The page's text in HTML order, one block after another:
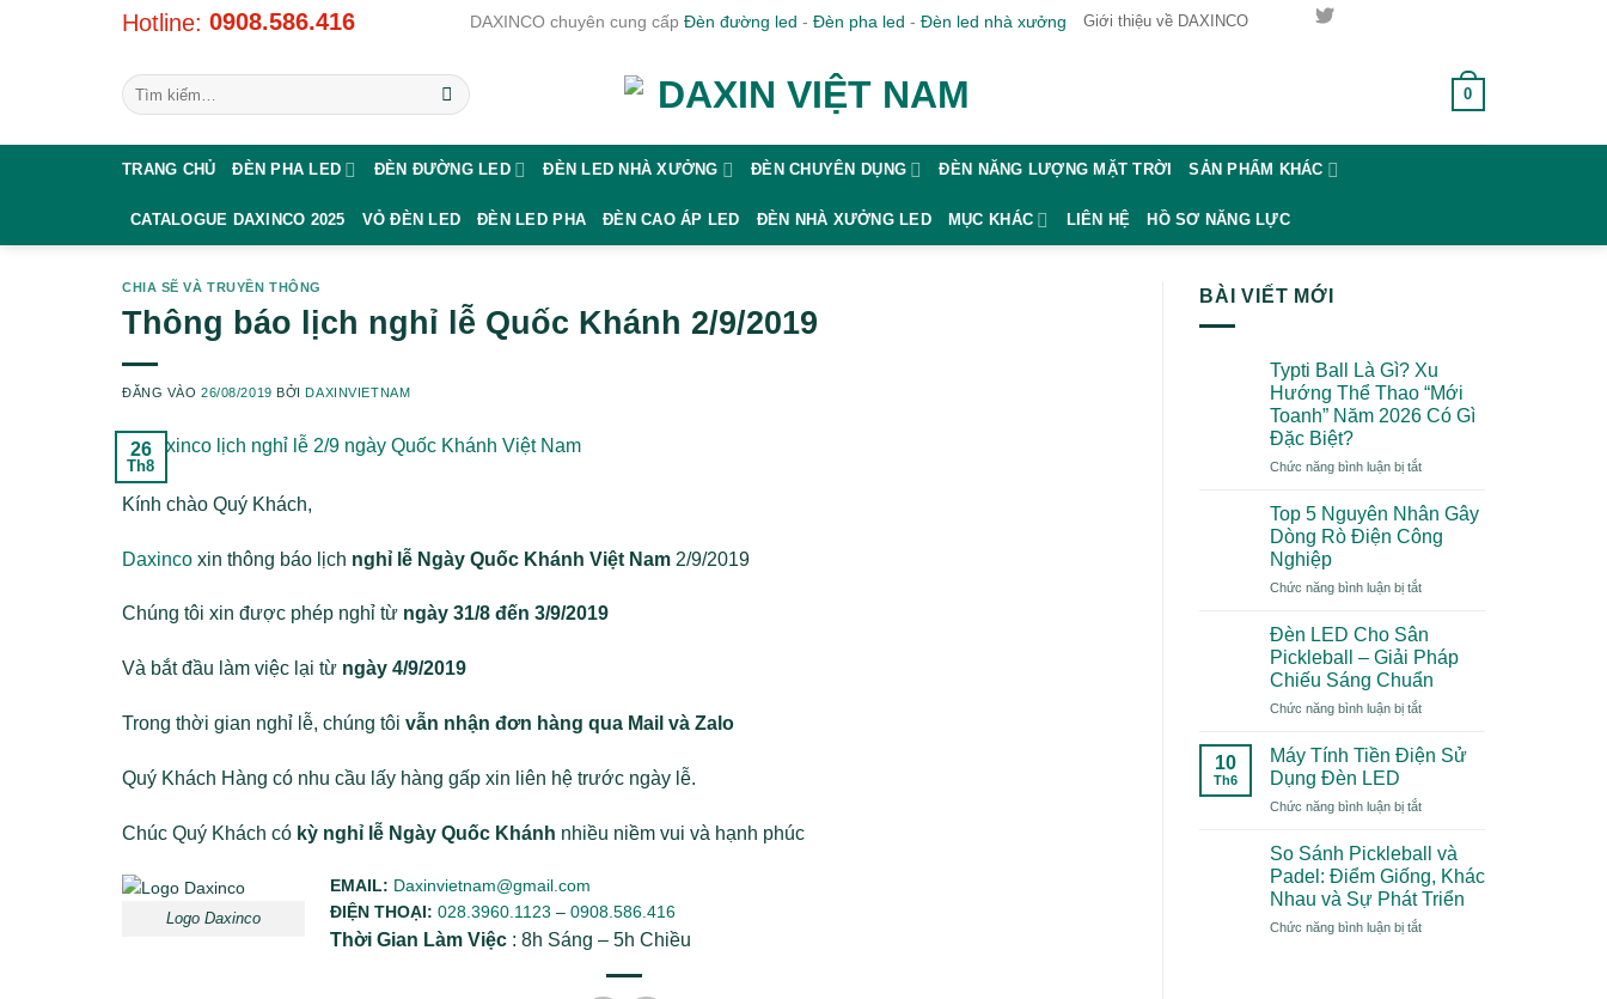
Hotline: 0908.586.416 DAXINCO chuyên cung cấp Đèn đường led - Đèn pha led - Đèn led nhà xưởng Giới thiệu về DAXINCO
Tìm
kiếm:
0
TRANG CHỦ ĐÈN PHA LED ĐÈN ĐƯỜNG LED ĐÈN LED NHÀ XƯỞNG ĐÈN CHUYÊN DỤNG ĐÈN NĂNG LƯỢNG MẶT TRỜI SẢN PHẨM KHÁC
CATALOGUE DAXINCO 2025 VỎ ĐÈN LED ĐÈN LED PHA ĐÈN CAO ÁP LED ĐÈN NHÀ XƯỞNG LED MỤC KHÁC LIÊN HỆ HỒ SƠ NĂNG LỰC
CHIA SẼ VÀ TRUYỀN THÔNG
Thông báo lịch nghỉ lễ Quốc Khánh 2/9/2019
ĐĂNG VÀO26/08/2019 BỞIDAXINVIETNAM
26
Th8
Kính chào Quý Khách,
Daxinco xin thông báo lịch nghỉ lễ Ngày Quốc Khánh Việt Nam 2/9/2019
Chúng tôi xin được phép nghỉ từ ngày 31/8 đến 3/9/2019
Và bắt đầu làm việc lại từ ngày 4/9/2019
Trong thời gian nghỉ lễ, chúng tôi vẫn nhận đơn hàng qua Mail và Zalo
Quý Khách Hàng có nhu cầu lấy hàng gấp xin liên hệ trước ngày lễ.
Chúc Quý Khách có kỳ nghỉ lễ Ngày Quốc Khánh nhiều niềm vui và hạnh phúc
Logo Daxinco
EMAIL: Daxinvietnam@gmail.com
ĐIỆN THOẠI: 028.3960.1123 – 0908.586.416
Thời Gian Làm Việc : 8h Sáng – 5h Chiều
BÀI VIẾT MỚI
Typti Ball Là Gì? Xu
Hướng Thể Thao “Mới
Toanh” Năm 2026 Có Gì
Đặc Biệt?
Chức năng bình luận bị tắtở
Ball
Gì?
Hướng
Thao
“Mới
Toanh”
Năm
2026
Gì
Top 5 Nguyên Nhân Gây
Dòng Rò Điện Công
Nghiệp
Chức năng bình luận bị tắtở
Nguyên
Nhân
Gây
Dòng
Điện
Công
Đèn LED Cho Sân
Pickleball – Giải Pháp
Chiếu Sáng Chuẩn
Chức năng bình luận bị tắtở
LED
Cho
Pickleball
Giải
Pháp
Chiếu
Sáng
Chuẩn
10
Th6
Máy Tính Tiền Điện Sử
Dụng Đèn LED
Chức năng bình luận bị tắtở
Tính
Tiền
Điện
Sử
Dụng
So Sánh Pickleball và
Padel: Điểm Giống, Khác
Nhau và Sự Phát Triển
Chức năng bình luận bị tắtở